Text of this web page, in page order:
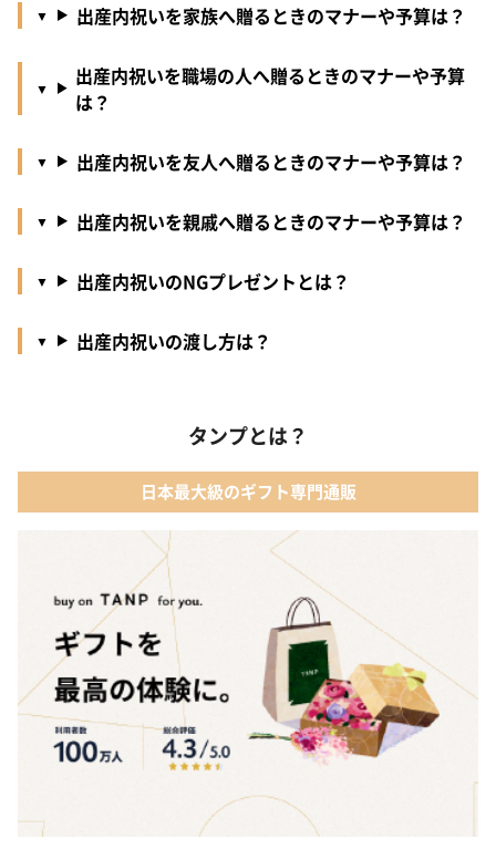
出産内祝いを家族へ贈るときのマナーや予算は？
出産内祝いを職場の人へ贈るときのマナーや予算
は？
出産内祝いを友人へ贈るときのマナーや予算は？
出産内祝いを親戚へ贈るときのマナーや予算は？
出産内祝いのNGプレゼントとは？
出産内祝いの渡し方は？
タンプとは？
日本最大級のギフト専門通販